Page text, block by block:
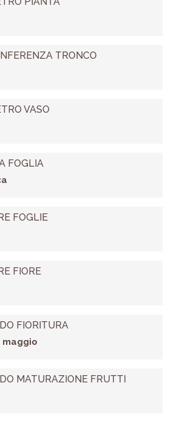
TRONCO
VASO
FOGLIA
FOGLIE
FIORE
FIORITURA
maggio
MATURAZIONE FRUTTI